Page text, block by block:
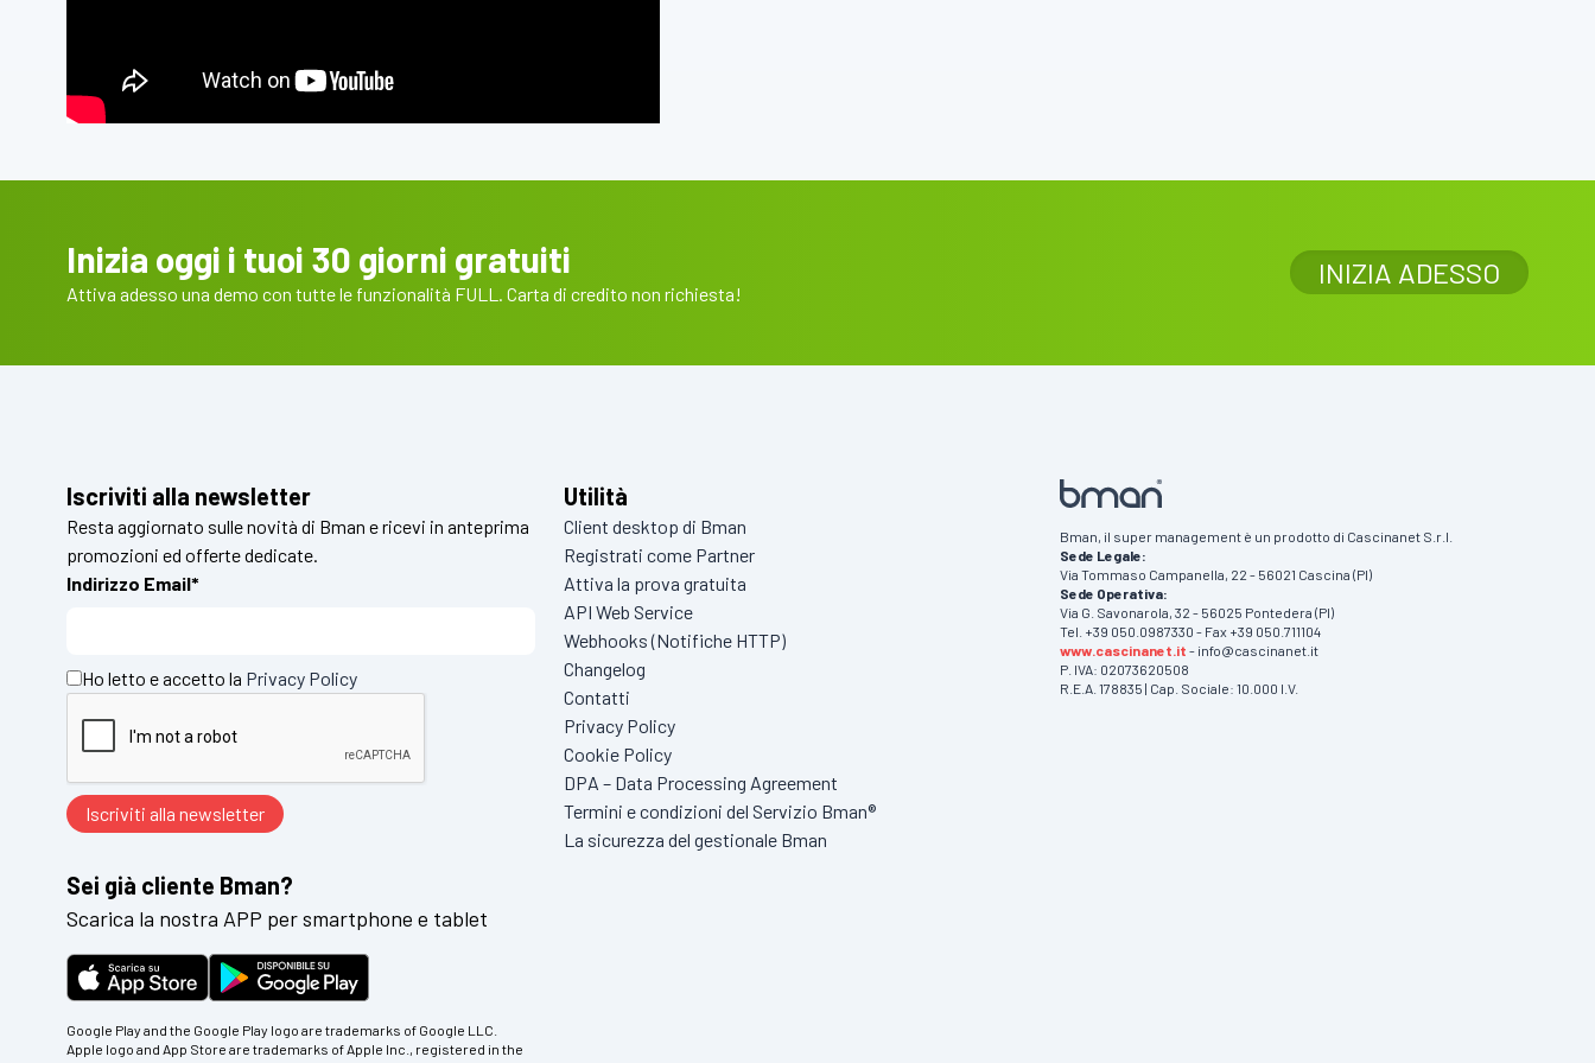
Inizia oggi i tuoi 30 giorni gratuiti
Attiva adesso una demo con tutte le funzionalità FULL. Carta di credito non richiesta!
INIZIA ADESSO
Iscriviti alla newsletter
Resta aggiornato sulle novità di Bman e ricevi in anteprima
promozioni ed offerte dedicate.
Indirizzo Email*
Ho letto e accetto la Privacy Policy
Sei già cliente Bman?
Scarica la nostra APP per smartphone e tablet
Google Play and the Google Play logo are trademarks of Google LLC.
Apple logo and App Store are trademarks of Apple Inc., registered in the
Utilità
Client desktop di Bman
Registrati come Partner
Attiva la prova gratuita
API Web Service
Webhooks (Notifiche HTTP)
Changelog
Contatti
Privacy Policy
Cookie Policy
DPA – Data Processing Agreement
Termini e condizioni del Servizio Bman®
La sicurezza del gestionale Bman
Bman, il super management è un prodotto di Cascinanet S.r.l.
Sede Legale:
Via Tommaso Campanella, 22 - 56021 Cascina (PI)
Sede Operativa:
Via G. Savonarola, 32 - 56025 Pontedera (PI)
Tel. +39 050.0987330 - Fax +39 050.711104
www.cascinanet.it - info@cascinanet.it
P. IVA: 02073620508
R.E.A. 178835 | Cap. Sociale: 10.000 I.V.